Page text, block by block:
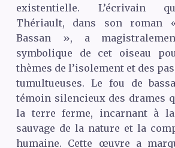
existentielle. L’écrivain
Thériault, dans son roman
Bassan », a
symbolique de cet oiseau
thèmes de l’isolement et des
tumultueuses. Le fou de
témoin silencieux des drames
la terre ferme, incarnant à
sauvage de la nature et la
humaine. Cette œuvre a